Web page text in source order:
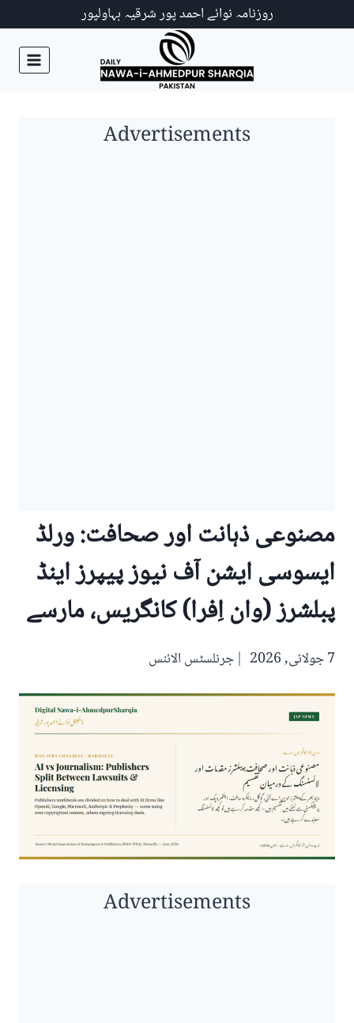
روزنامہ نوائے احمد پور شرقیہ بہاولپور
Advertisements
مصنوعی ذہانت اور صحافت: ورلڈ
ایسوسی ایشن آف نیوز پیپرز اینڈ
پبلشرز (وان اِفرا) کانگریس، مارسے
7 جولائی, 2026 جرنلسٹس الائنس
Advertisements